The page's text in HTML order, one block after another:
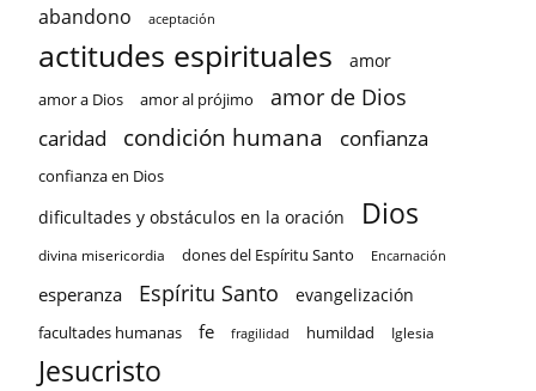
abandono aceptación
actitudes espirituales amor
amor a Dios amor al prójimo amor de Dios
caridad condición humana confianza
confianza en Dios
dificultades y obstáculos en la oración Dios
divina misericordia dones del Espíritu Santo Encarnación
esperanza Espíritu Santo evangelización
facultades humanas fe fragilidad humildad Iglesia
Jesucristo